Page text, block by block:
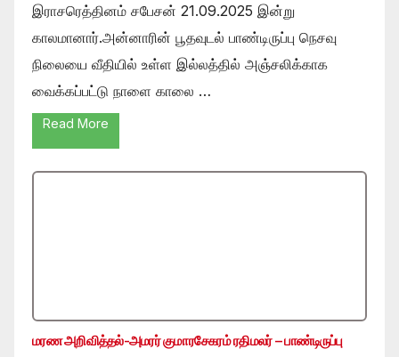
இராசரெத்தினம் சபேசன் 21.09.2025 இன்று
காலமானார்.அன்னாரின் பூதவுடல் பாண்டிருப்பு நெசவு
நிலையை வீதியில் உள்ள இல்லத்தில் அஞ்சலிக்காக
வைக்கப்பட்டு நாளை காலை …
Read More
மரண அறிவித்தல்-அமரர் குமாரசேகரம் ரதிமலர் – பாண்டிருப்பு